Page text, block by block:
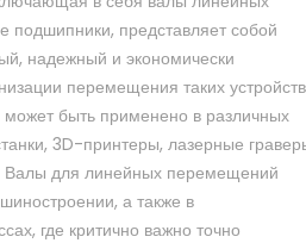
представляет собой
надежный и экономически
перемещения таких
может быть применено в различных
3D-принтеры, лазерные
для линейных перемещений
а также в
где критично важно точно